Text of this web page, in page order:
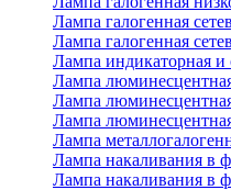
Лампа галогенная
Лампа галогенная
Лампа индикаторная и
Лампа
Лампа
Лампа
Лампа
Лампа накаливания в
Лампа накаливания в